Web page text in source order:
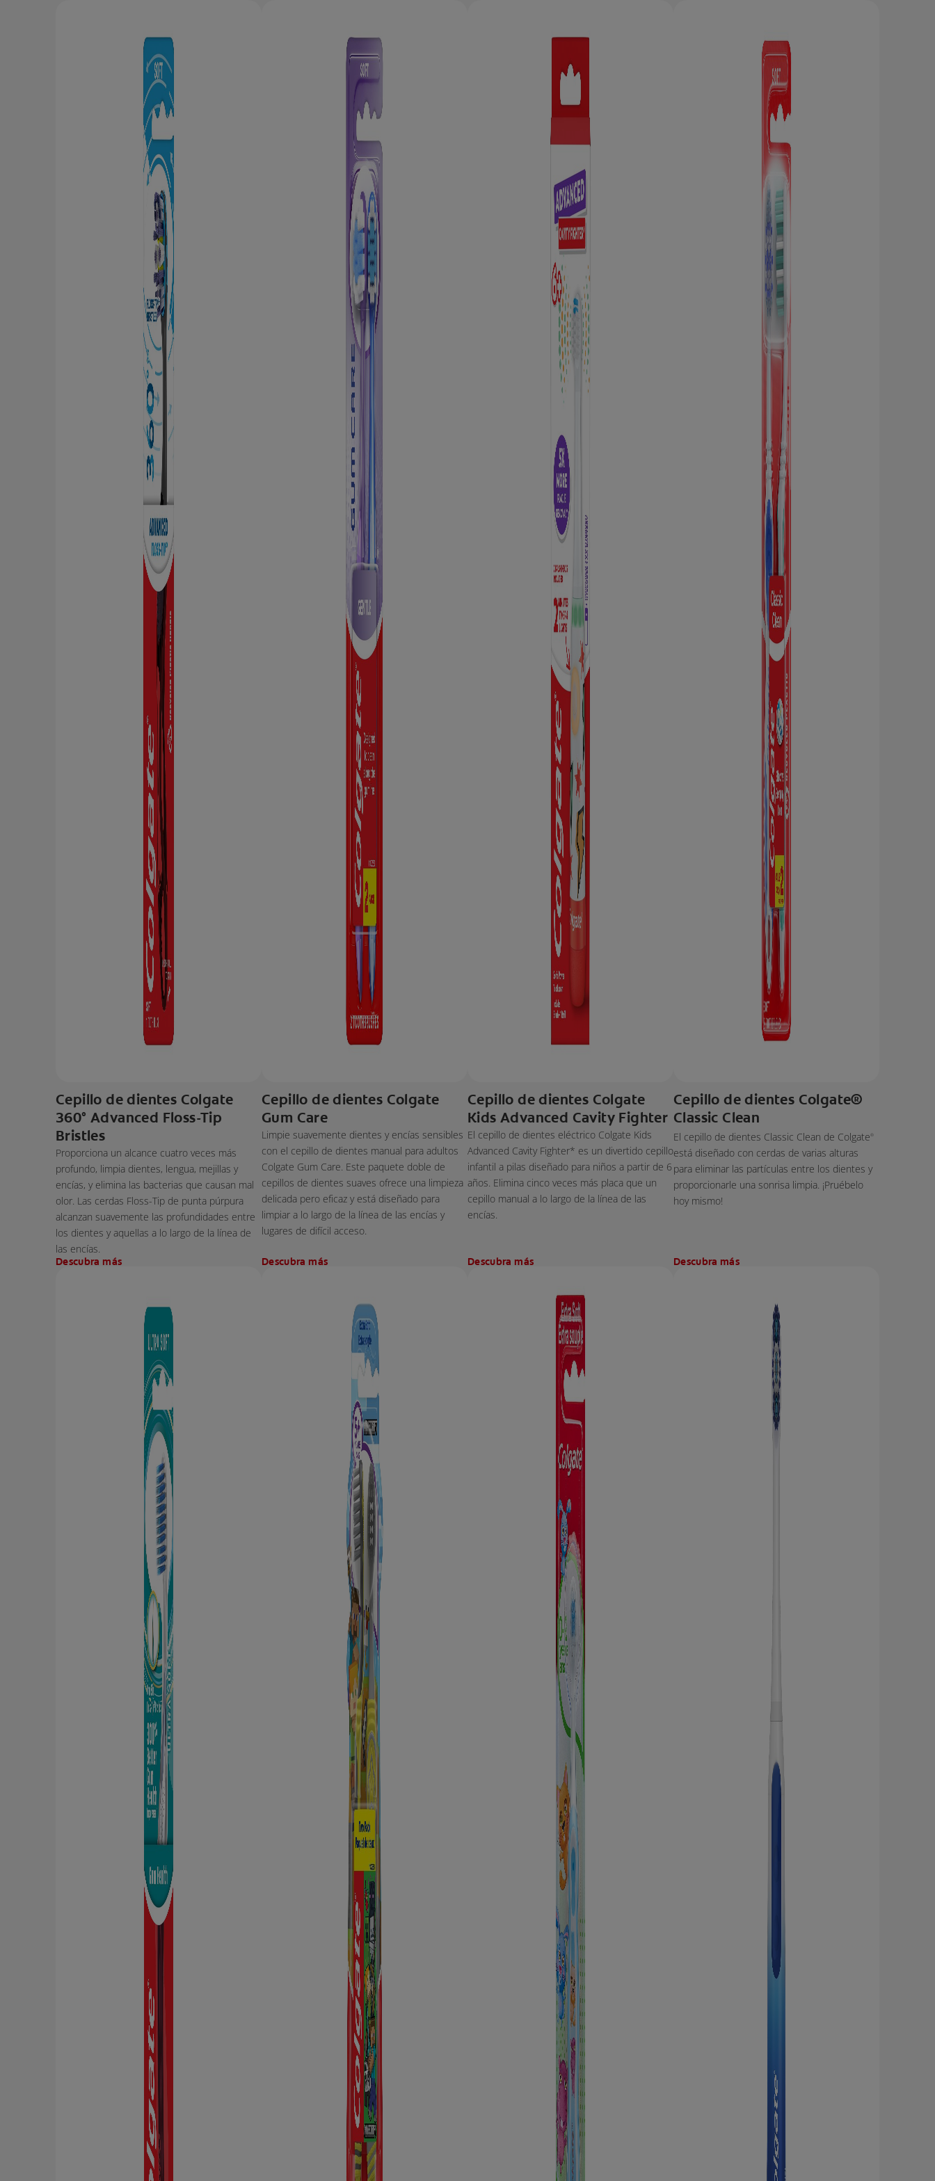
Cepillo de dientes Colgate
360° Advanced Floss-Tip
Bristles
Proporciona un alcance cuatro veces más
profundo, limpia dientes, lengua, mejillas y
encías, y elimina las bacterias que causan mal
olor. Las cerdas Floss-Tip de punta púrpura
alcanzan suavemente las profundidades entre
los dientes y aquellas a lo largo de la línea de
las encías.
Descubra más
Cepillo de dientes Colgate
Gum Care
Limpie suavemente dientes y encías sensibles
con el cepillo de dientes manual para adultos
Colgate Gum Care. Este paquete doble de
cepillos de dientes suaves ofrece una limpieza
delicada pero eficaz y está diseñado para
limpiar a lo largo de la línea de las encías y
lugares de difícil acceso.
Descubra más
Cepillo de dientes Colgate
Kids Advanced Cavity Fighter
El cepillo de dientes eléctrico Colgate Kids
Advanced Cavity Fighter* es un divertido cepillo
infantil a pilas diseñado para niños a partir de 6
años. Elimina cinco veces más placa que un
cepillo manual a lo largo de la línea de las
encías.
Descubra más
Cepillo de dientes Colgate®
Classic Clean
El cepillo de dientes Classic Clean de Colgate ®
está diseñado con cerdas de varias alturas
para eliminar las partículas entre los dientes y
proporcionarle una sonrisa limpia. ¡Pruébelo
hoy mismo!
Descubra más